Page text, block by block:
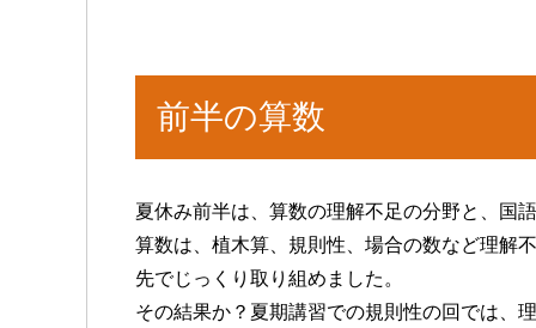
前半の算数
夏休み前半は、算数の理解不足の分野と、国
算数は、植木算、規則性、場合の数など理解
先でじっくり取り組めました。
その結果か？夏期講習での規則性の回では、